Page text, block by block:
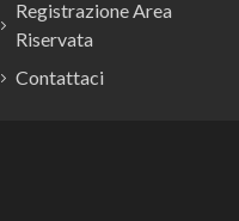
Registrazione Area
Riservata
Contattaci